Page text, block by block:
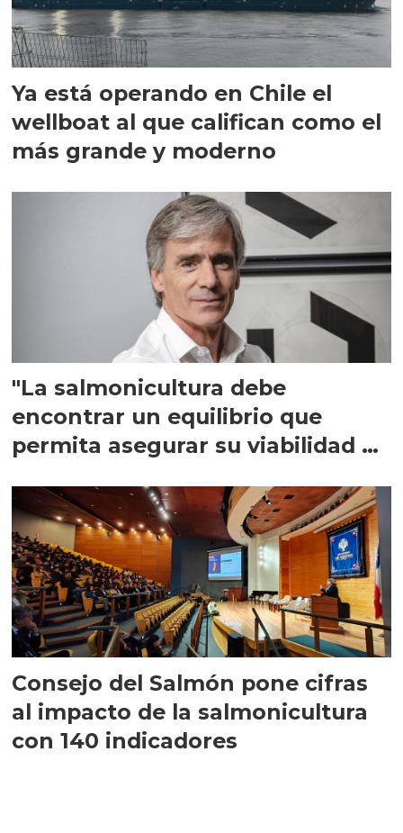
Ya está operando en Chile el
wellboat al que califican como el
más grande y moderno
"La salmonicultura debe
encontrar un equilibrio que
permita asegurar su viabilidad de
Consejo del Salmón pone cifras
al impacto de la salmonicultura
con 140 indicadores